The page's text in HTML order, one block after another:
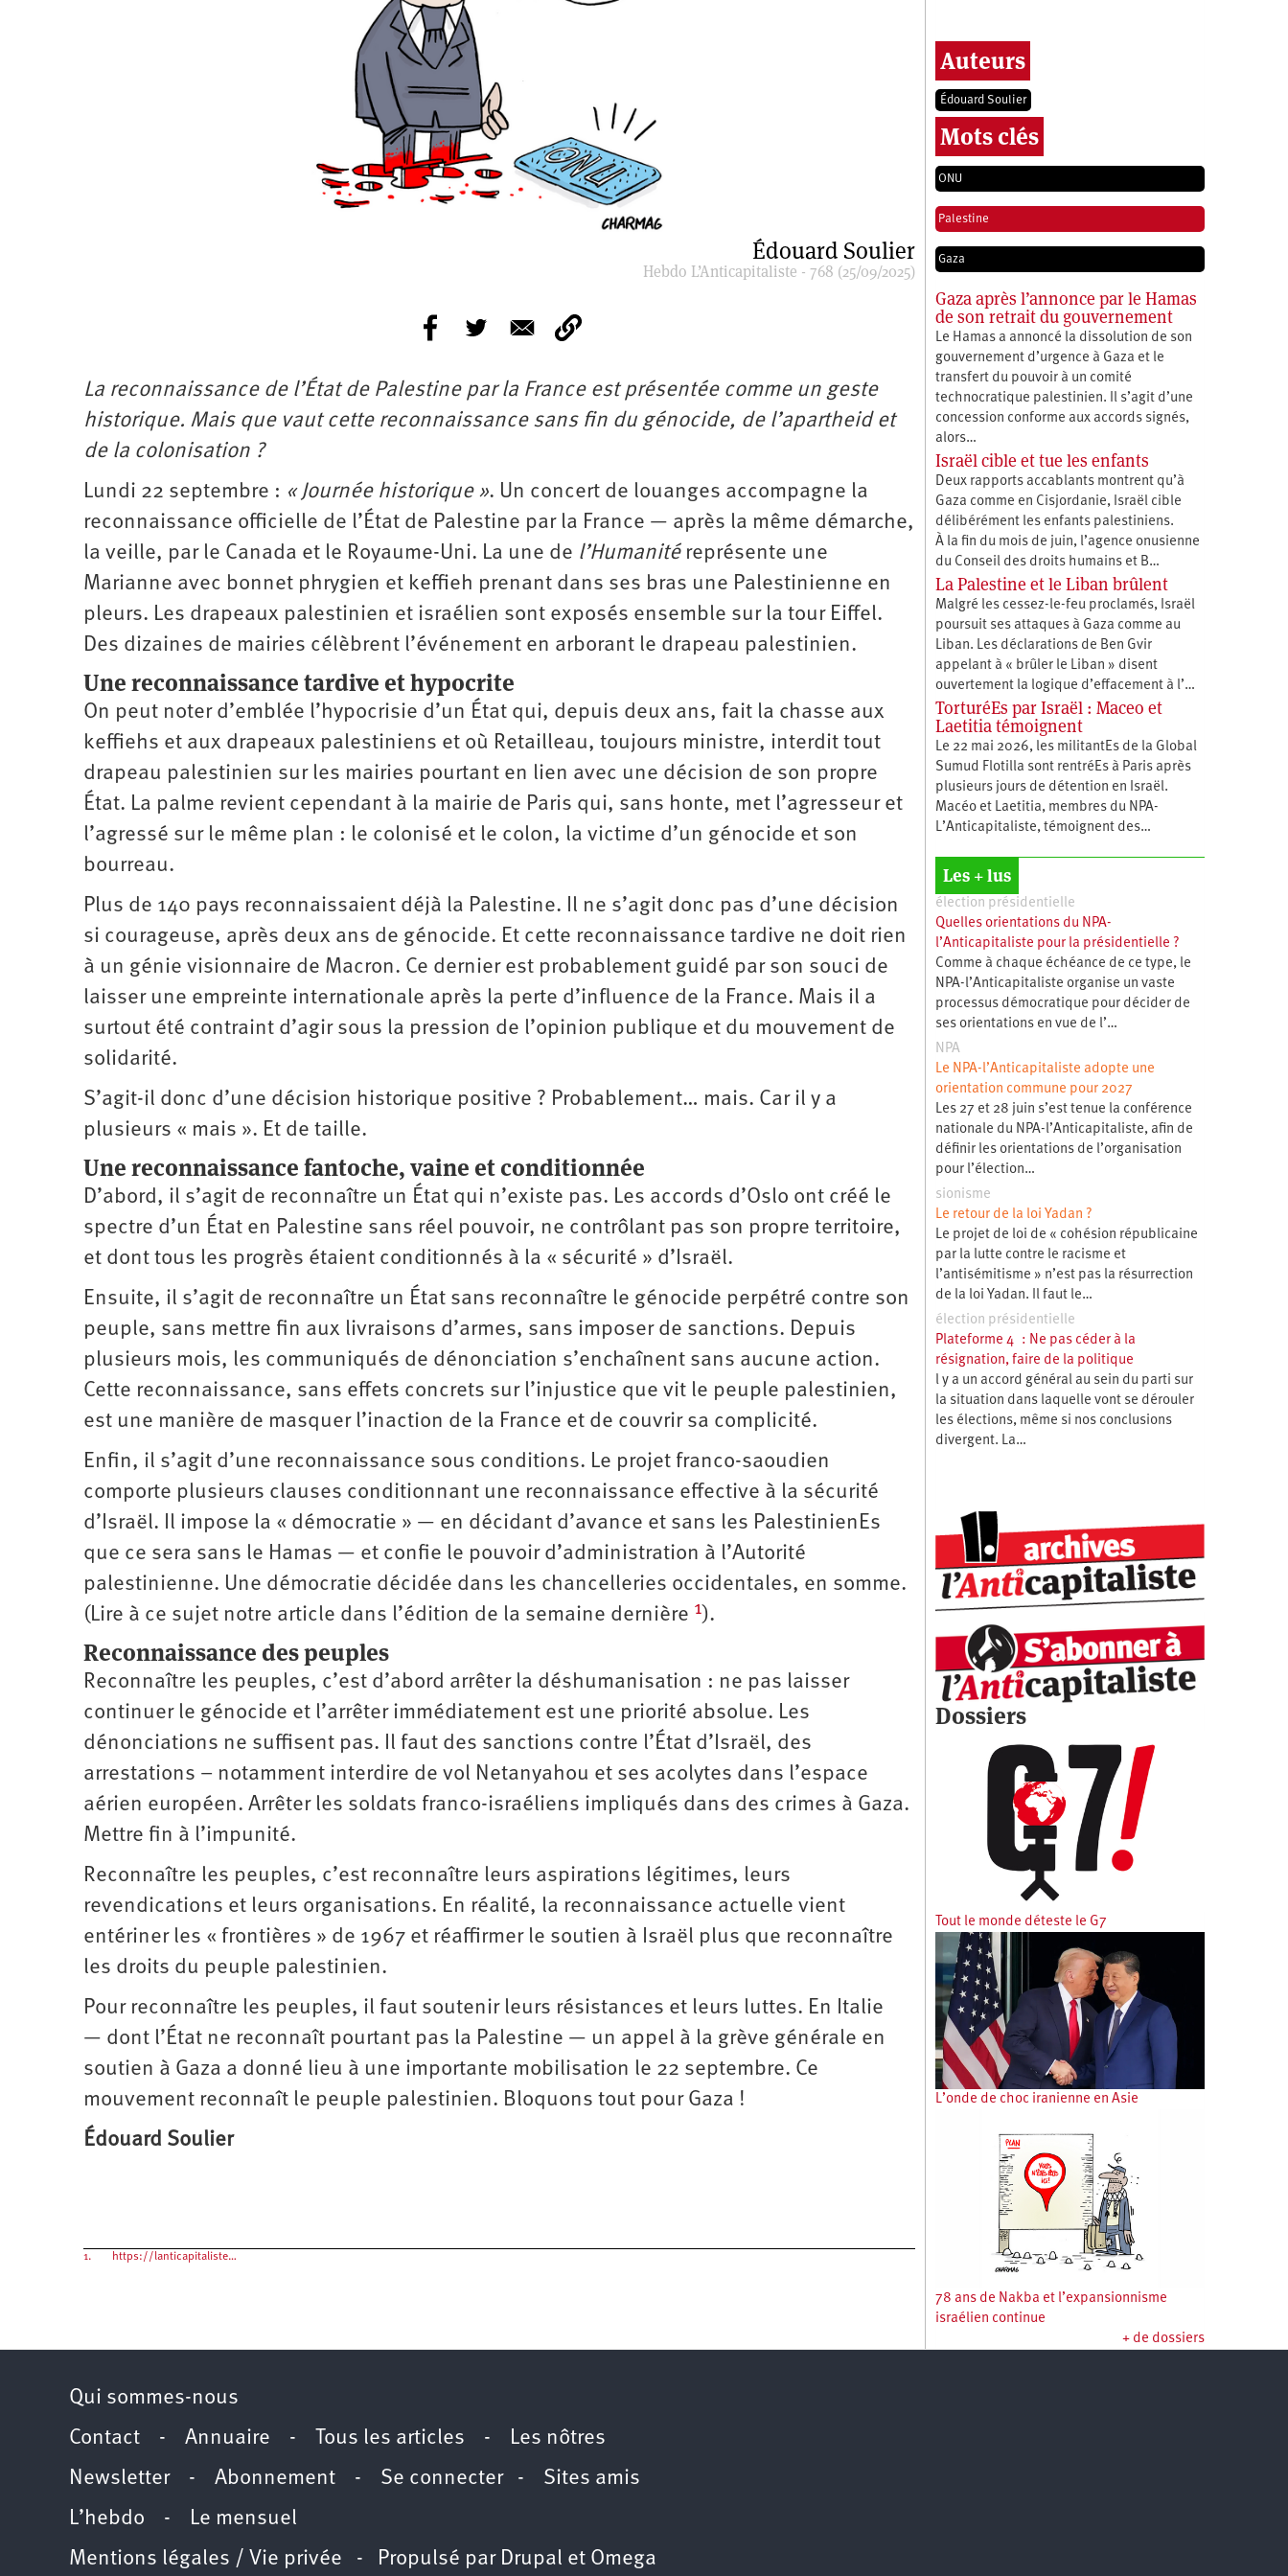
Amérique
Nord
Amérique
latine
Asie
Moyen-
Orient
Édouard Soulier
Hebdo L’Anticapitaliste - 768 (25/09/2025)
La reconnaissance de l’État de Palestine par la France est présentée comme un geste
historique. Mais que vaut cette reconnaissance sans fin du génocide, de l’apartheid et
de la colonisation ?
Lundi 22 septembre : « Journée historique ». Un concert de louanges accompagne la
reconnaissance officielle de l’État de Palestine par la France — après la même démarche,
la veille, par le Canada et le Royaume-Uni. La une de l’Humanitéreprésente une
Marianne avec bonnet phrygien et keffieh prenant dans ses bras une Palestinienne en
pleurs. Les drapeaux palestinien et israélien sont exposés ensemble sur la tour Eiffel.
Des dizaines de mairies célèbrent l’événement en arborant le ­drapeau palestinien.
Une reconnaissance tardive et hypocrite
On peut noter d’emblée l’hypocrisie d’un État qui, depuis deux ans, fait la chasse aux
keffiehs et aux drapeaux palestiniens et où Retailleau, toujours ministre, interdit tout
drapeau palestinien sur les mairies pourtant en lien avec une décision de son propre
État. La palme revient cependant à la mairie de Paris qui, sans honte, met l’agresseur et
l’agressé sur le même plan : le colonisé et le colon, la victime d’un génocide et son
bourreau.
Plus de 140 pays reconnaissaient déjà la Palestine. Il ne s’agit donc pas d’une décision
si courageuse, après deux ans de génocide. Et cette reconnaissance tardive ne doit rien
à un génie visionnaire de Macron. Ce dernier est probablement guidé par son souci de
laisser une empreinte internationale après la perte d’influence de la France. Mais il a
surtout été contraint d’agir sous la pression de l’opinion publique et du mouvement de
solidarité.
S’agit-il donc d’une décision historique positive ? Probablement… mais. Car il y a
plusieurs « mais ». Et de taille.
Une reconnaissance fantoche, vaine et conditionnée
D’abord, il s’agit de reconnaître un État qui n’existe pas. Les accords d’Oslo ont créé le
spectre d’un État en Palestine sans réel pouvoir, ne contrôlant pas son propre territoire,
et dont tous les progrès étaient conditionnés à la « sécurité » d’Israël.
Ensuite, il s’agit de reconnaître un État sans reconnaître le génocide perpétré contre son
peuple, sans mettre fin aux livraisons d’armes, sans imposer de sanctions. Depuis
plusieurs mois, les communiqués de dénonciation s’enchaînent sans aucune action.
Cette reconnaissance, sans effets concrets sur l’injustice que vit le peuple palestinien,
est une manière de masquer l’inaction de la France et de couvrir sa complicité.
Enfin, il s’agit d’une reconnaissance sous conditions. Le projet franco-saoudien
comporte plusieurs clauses conditionnant une reconnaissance effective à la sécurité
d’Israël. Il impose la « démocratie » — en décidant d’avance et sans les PalestinienEs
que ce sera sans le Hamas — et confie le pouvoir d’administration à l’Autorité
palestinienne. Une démocratie décidée dans les chancelleries occidentales, en somme.
(Lire à ce sujet notre article dans l’édition de la semaine dernière 1).
Reconnaissance des peuples
Reconnaître les peuples, c’est d’abord arrêter la déshumanisation : ne pas laisser
continuer le génocide et l’arrêter immédiatement est une priorité absolue. Les
dénonciations ne suffisent pas. Il faut des sanctions contre l’État d’Israël, des
arrestations – notamment interdire de vol Netanyahou et ses acolytes dans l’espace
aérien européen. Arrêter les soldats franco-israéliens impliqués dans des crimes à Gaza.
Mettre fin à l’impunité.
Reconnaître les peuples, c’est reconnaître leurs aspirations légitimes, leurs
revendications et leurs organisations. En réalité, la reconnaissance actuelle vient
entériner les « frontières » de 1967 et réaffirmer le soutien à Israël plus que reconnaître
les droits du peuple palestinien.
Pour reconnaître les peuples, il faut soutenir leurs résistances et leurs luttes. En Italie
— dont l’État ne reconnaît pourtant pas la Palestine — un appel à la grève générale en
soutien à Gaza a donné lieu à une importante mobilisation le 22 septembre. Ce
mouvement reconnaît le peuple palestinien. Bloquons tout pour Gaza !
Édouard Soulier
1. https://lanticapitaliste…
Auteurs
Édouard Soulier
Mots clés
ONU
Palestine
Gaza
Gaza après l’annonce par le Hamas
de son retrait du gouvernement
Le Hamas a annoncé la dissolution de son
gouvernement d’urgence à Gaza et le
transfert du pouvoir à un comité
technocratique palestinien. Il s’agit d’une
concession conforme aux accords signés,
alors…
Israël cible et tue les enfants
Deux rapports accablants montrent qu’à
Gaza comme en Cisjordanie, Israël cible
délibérément les enfants palestiniens.
À la fin du mois de juin, l’agence onusienne
du Conseil des droits humains et B…
La Palestine et le Liban brûlent
Malgré les cessez-le-feu proclamés, Israël
poursuit ses attaques à Gaza comme au
Liban. Les déclarations de Ben Gvir
appelant à « brûler le Liban » disent
ouvertement la logique d’effacement à l’…
TorturéEs par Israël : Maceo et
Laetitia témoignent
Le 22 mai 2026, les militantEs de la Global
Sumud Flotilla sont rentréEs à Paris après
plusieurs jours de détention en Israël.
Macéo et Laetitia, membres du ‪NPA-
L’Anticapitaliste, témoignent des…
Les + lus
élection présidentielle
Quelles orientations du NPA-
l’Anticapitaliste pour la présidentielle ?
Comme à chaque échéance de ce type, le
NPA-l’Anticapitaliste organise un vaste
processus démocratique pour décider de
ses orientations en vue de l’…
NPA
Le NPA-l’Anticapitaliste adopte une
orientation commune pour 2027
Les 27 et 28 juin s’est tenue la conférence
nationale du NPA-l’Anticapitaliste, afin de
définir les orientations de l’organisation
pour l’élection…
sionisme
Le retour de la loi Yadan ?
Le projet de loi de « cohésion républicaine
par la lutte contre le racisme et
l’antisémitisme » n’est pas la résurrection
de la loi Yadan. Il faut le…
élection présidentielle
Plateforme 4 : Ne pas céder à la
résignation, faire de la politique
l y a un accord général au sein du parti sur
la situation dans laquelle vont se dérouler
les élections, même si nos conclusions
divergent. La…
Dossiers
Tout le monde déteste le G7
L’onde de choc iranienne en Asie
78 ans de Nakba et l’expansionnisme
israélien continue
+ de dossiers
Qui sommes-nous
Contact - Annuaire - Tous les articles - Les nôtres
Newsletter- Abonnement - Se connecter- Sites amis
L’hebdo - Le mensuel
Mentions légales / Vie privée - Propulsé par Drupal et Omega